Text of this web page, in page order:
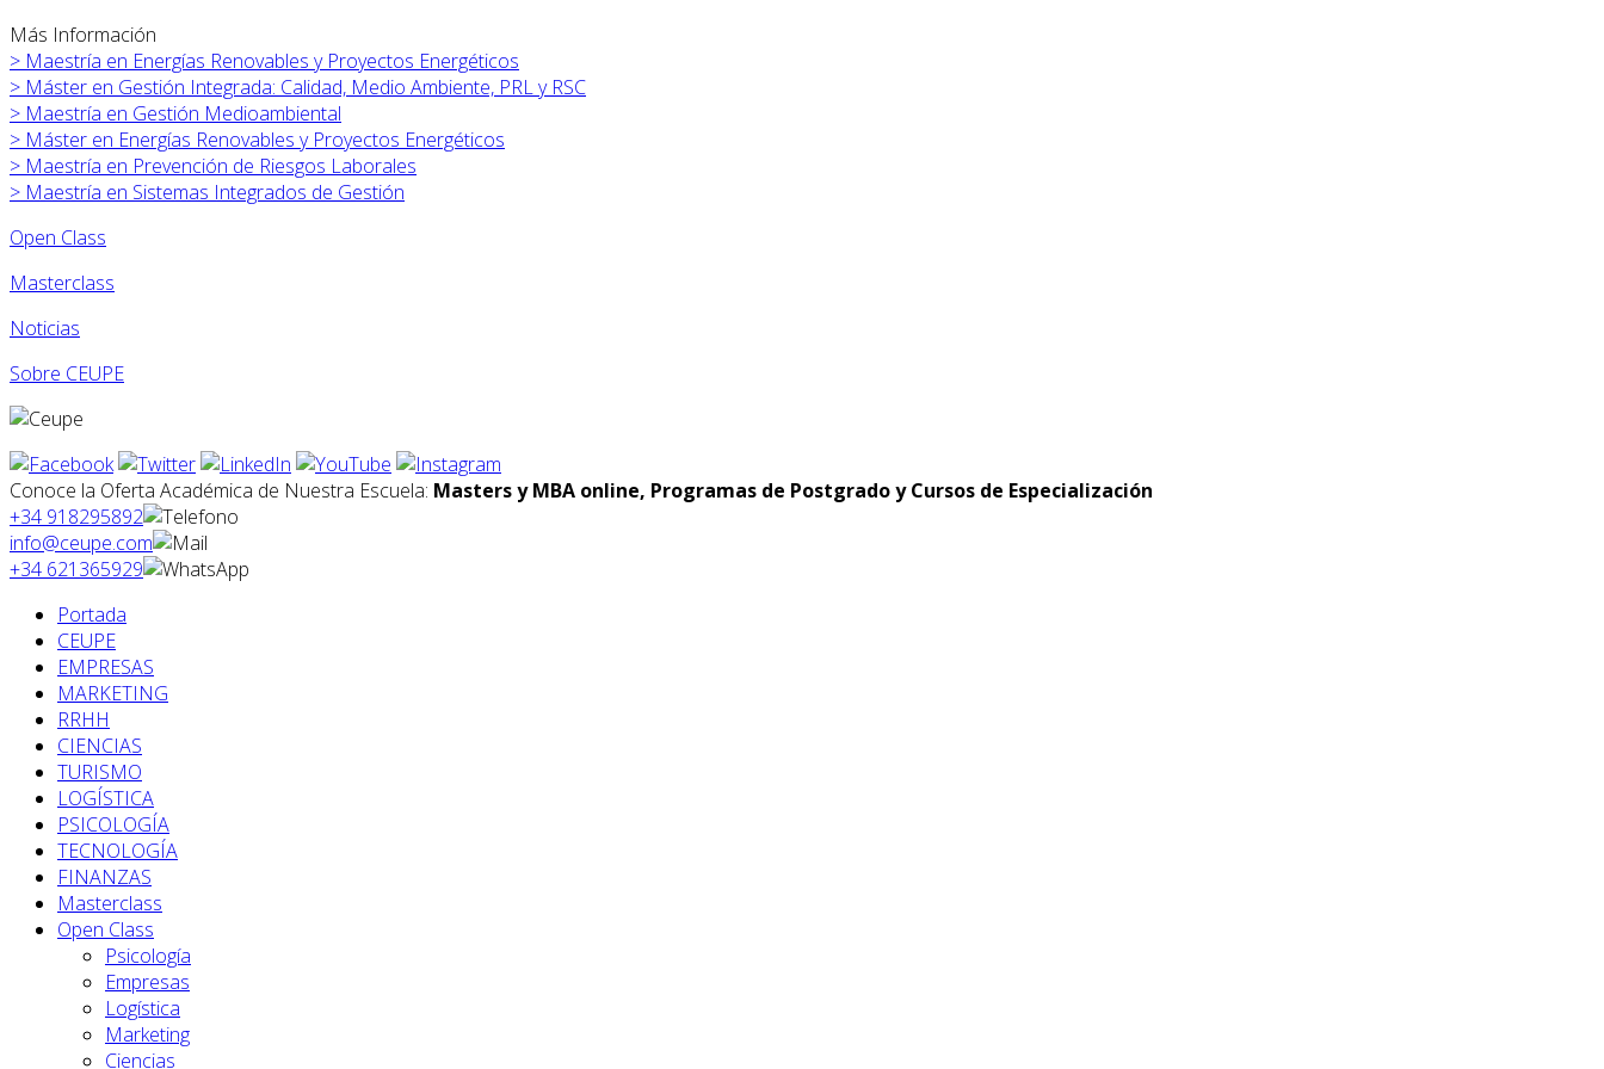
Más Información
> Maestría en Energías Renovables y Proyectos Energéticos
> Máster en Gestión Integrada: Calidad, Medio Ambiente, PRL y RSC
> Maestría en Gestión Medioambiental
> Máster en Energías Renovables y Proyectos Energéticos
> Maestría en Prevención de Riesgos Laborales
> Maestría en Sistemas Integrados de Gestión
Open Class
Masterclass
Noticias
Sobre CEUPE
Conoce la Oferta Académica de Nuestra Escuela: Masters y MBA online, Programas de Postgrado y Cursos de Especialización
+34 918295892
info@ceupe.com
+34 621365929
Portada
CEUPE
EMPRESAS
MARKETING
RRHH
CIENCIAS
TURISMO
LOGÍSTICA
PSICOLOGÍA
TECNOLOGÍA
FINANZAS
Masterclass
Open Class
Psicología
Empresas
Logística
Marketing
Ciencias